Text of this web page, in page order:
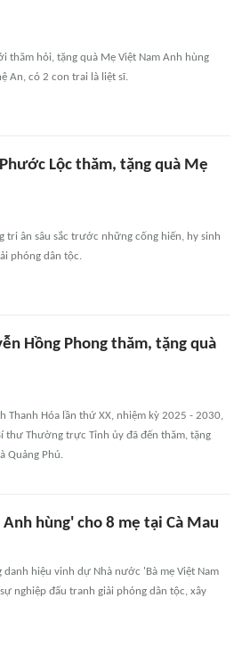
thăm hỏi, tặng quà Mẹ Việt Nam Anh hùng
An, có 2 con trai là liệt sĩ.
Lộc thăm, tặng quà Mẹ
tri ân sâu sắc trước những cống hiến, hy sinh
phóng dân tộc.
Hồng Phong thăm, tặng quà
Hóa lần thứ XX, nhiệm kỳ 2025 - 2030,
thư Thường trực Tỉnh ủy đã đến thăm, tặng
Quảng Phú.
hùng' cho 8 mẹ tại Cà Mau
hiệu vinh dự Nhà nước 'Bà mẹ Việt Nam
nghiệp đấu tranh giải phóng dân tộc, xây